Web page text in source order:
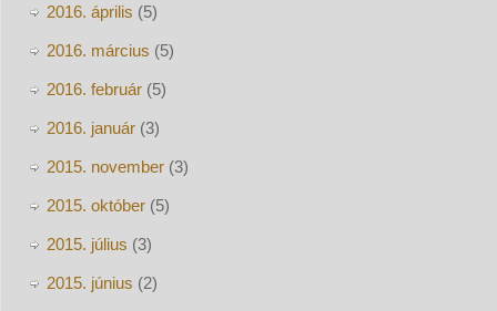
2016. április (5)
2016. március (5)
2016. február(5)
2016. január(3)
2015. november(3)
2015. október(5)
2015. július (3)
2015. június (2)